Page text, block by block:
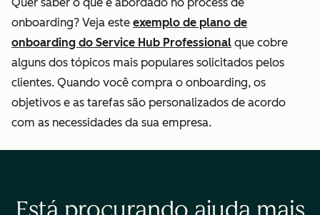
Ajudar o cliente a
navegar na base
de conhecimento
Automação de
do cliente
onboarding? Veja este exemplo de plano de
onboarding do Service Hub Professional que cobre
alguns dos tópicos mais populares solicitados pelos
clientes. Quando você compra o onboarding, os
objetivos e as tarefas são personalizados de acordo
com as necessidades da sua empresa.